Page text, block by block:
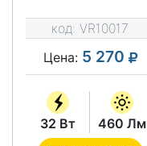
VRN-AR30-32-
ABK67-U
код: VR10017
Цена: 5 270
32 Вт
460 Лм